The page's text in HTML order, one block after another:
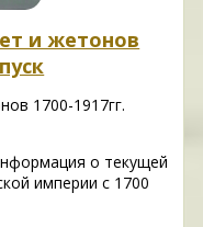
и жетонов
1700-1917гг.
о текущей
империи с 1700